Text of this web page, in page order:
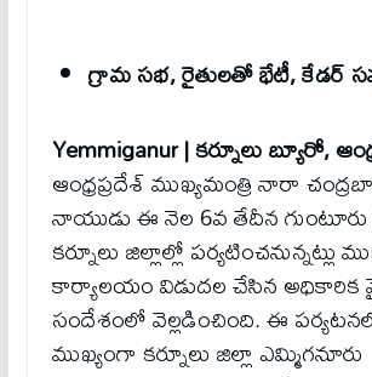
గ్రామ సభ, రైతులతో భేటీ, కేడర్
Yemmiganur | కర్నూలు బ్యూరో,
ఆంధ్రప్రదేశ్ ముఖ్యమంత్రి నారా
నాయుడు ఈ నెల 6వ తేదీన
కర్నూలు జిల్లాల్లో పర్యటించనున్నట్లు
కార్యాలయం విడుదల చేసిన అధికారిక
సందేశంలో వెల్లడించింది. ఈ
ముఖ్యంగా కర్నూలు జిల్లా ఎమ్మిగనూరు